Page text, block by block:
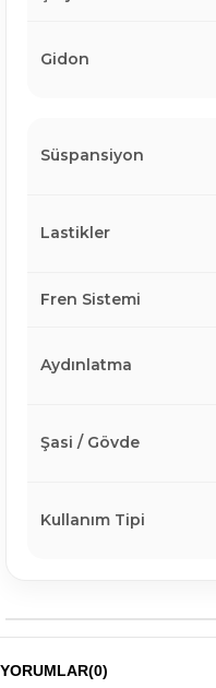
Gidon
Süspansiyon
Lastikler
Fren Sistemi
Aydınlatma
Şasi / Gövde
Kullanım Tipi
YORUMLAR(0)